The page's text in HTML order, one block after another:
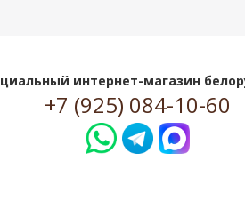
интернет-магазин
+7 (925) 084-10-60